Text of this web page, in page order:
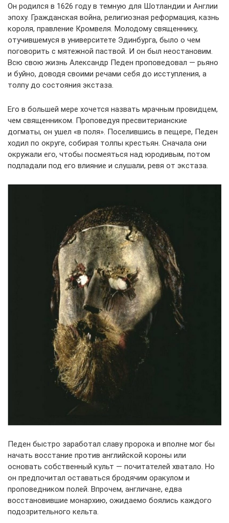
Он родился в 1626 году в темную для Шотландии и Англии
эпоху. Гражданская война, религиозная реформация, казнь
короля, правление Кромвеля. Молодому священнику,
отучившемуся в университете Эдинбурга, было о чем
поговорить с мятежной паствой. И он был неостановим.
Всю свою жизнь Александр Педен проповедовал — рьяно
и буйно, доводя своими речами себя до исступления, а
толпу до состояния экстаза.
Его в большей мере хочется назвать мрачным провидцем,
чем священником. Проповедуя пресвитерианские
догматы, он ушел «в поля». Поселившись в пещере, Педен
ходил по округе, собирая толпы крестьян. Сначала они
окружали его, чтобы посмеяться над юродивым, потом
подпадали под его влияние и слушали, ревя от экстаза.
Педен быстро заработал славу пророка и вполне мог бы
начать восстание против английской короны или
основать собственный культ — почитателей хватало. Но
он предпочитал оставаться бродячим оракулом и
проповедником полей. Впрочем, англичане, едва
восстановившие монархию, ожидаемо боялись каждого
подозрительного кельта.